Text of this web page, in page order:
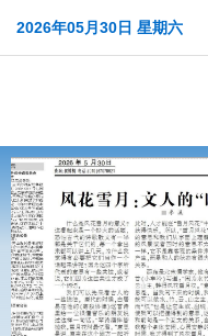
2026年05月30日 星期六